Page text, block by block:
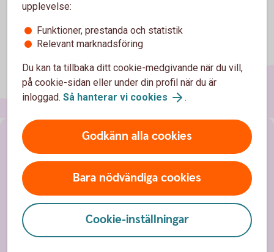
upplevelse:
Funktioner, prestanda och statistik
Relevant marknadsföring
Du kan ta tillbaka ditt cookie-medgivande när du vill,
på cookie-sidan eller under din profil när du är
inloggad. Så hanterar vi cookies .
Godkänn alla cookies
Bara nödvändiga cookies
Cookie-inställningar
Sidfot
Hitta snabbt
Kundservice
Spärrhjälp
Hitta bankkontor